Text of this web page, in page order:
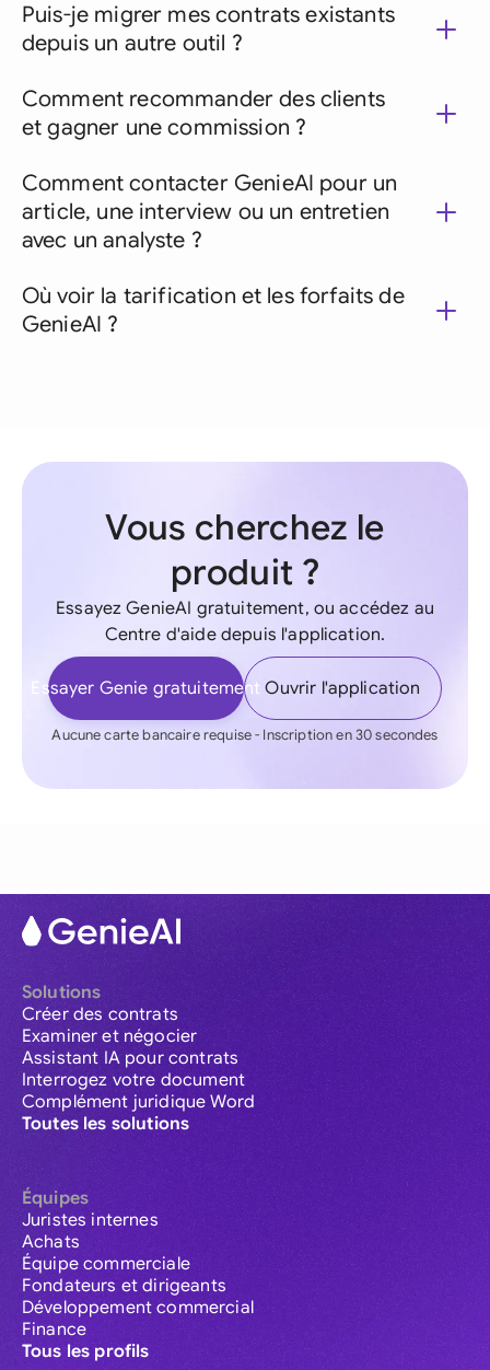
Puis-je migrer mes contrats existants
depuis un autre outil ?
Comment recommander des clients
et gagner une commission ?
Comment contacter GenieAI pour un
article, une interview ou un entretien
avec un analyste ?
Où voir la tarification et les forfaits de
GenieAI ?
Vous cherchez le
produit ?
Essayez GenieAI gratuitement, ou accédez au
Centre d'aide depuis l'application.
Essayer Genie gratuitement Ouvrir l'application
Aucune carte bancaire requise - Inscription en 30 secondes
Solutions
Créer des contrats
Examiner et négocier
Assistant IA pour contrats
Interrogez votre document
Complément juridique Word
Toutes les solutions
Équipes
Juristes internes
Achats
Équipe commerciale
Fondateurs et dirigeants
Développement commercial
Finance
Tous les profils